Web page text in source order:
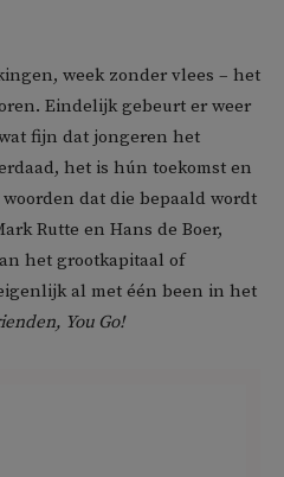
week zonder vlees – het
Eindelijk gebeurt er weer
fijn dat jongeren het
het is hún toekomst en
dat die bepaald wordt
Rutte en Hans de Boer,
het grootkapitaal of
al met één been in het
You Go!